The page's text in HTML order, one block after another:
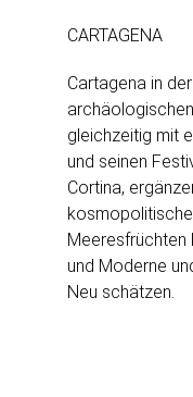
CARTAGENA
Cartagena in
gleichzeitig mit
und seinen
Cortina,
Meeresfrüchten
und Moderne
Neu schätzen.